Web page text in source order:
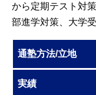
から定期テスト対
部進学対策、大学
通塾方法/立地
実績